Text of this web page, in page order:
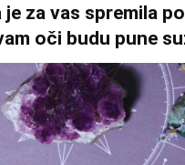
je za vas spremila
oči budu pune